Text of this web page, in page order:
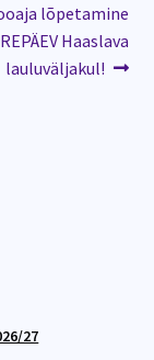
lõpetamine
Haaslava
lauluväljakul!
27